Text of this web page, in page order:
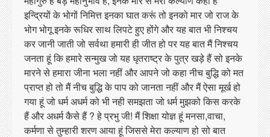
इन्द्रियों के भोगों निमित्त इनका घात करूं तो इनको मार जो राज के
भोग भोगू इनके रूधिर साथ लिपटे हुए होंगे और यह बात भी निश्चय
कर जानी जाती जो सर्वथा हमारी ही जीत हो पर यह बात मैं निश्चय
जनता हूं कि हमारे सन्मुख जो यह धृतराष्ट्र के पुत्र खड़े हैं सो इनके
मारने से हमारा जीना भला नहीं और आपने जो कहा नीच बुद्धि को मत
प्राप्त हो तो मैं नीच बुद्धि के पाप को जानता नहीं और मैं ऐसा मूर्ख हो
गया हूं जो धर्म अधर्म को भी नही समझता जो धर्म मुझको किस करके
हैं और अधर्म कैसे हैं ? हे प्रभु जी! मैं शिक्षा योज्ञ हूं मनसा,वाचा,
कर्मणा से तुम्हारी शरण आया हूं जिससे मेरा कल्याण हो सो बात